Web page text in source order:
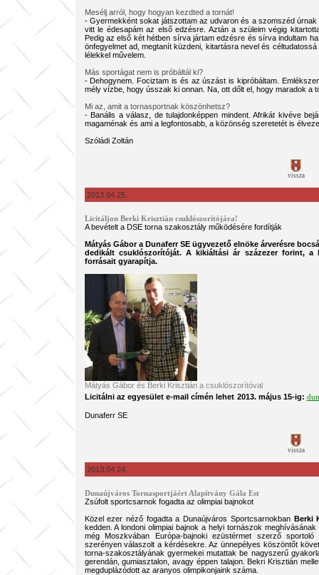
Mesélj arról, hogy hogyan kezdted a tornát!
- Gyermekként sokat játszottam az udvaron és a szomszéd
vitt le édesapám az első edzésre. Aztán a szüleim végig
Pedig az első két hétben sírva jártam edzésre és sírva indultam
önfegyelmet ad, megtanít küzdeni, kitartásra nevel és
lélekkel művelem.
Más sportágat nem is próbáltál ki?
- Dehogynem. Fociztam is és az úszást is kipróbáltam.
mély vízbe, hogy ússzak ki onnan. Na, ott dőlt el, hogy maradok a
Mi az, amit a tornasportnak köszönhetsz?
- Banális a válasz, de tulajdonképpen mindent. Afrikát kivéve
magaménak és ami a legfontosabb, a közönség szeretetét is
Szóládi Zoltán
vissza
2013.04.25.
Licitáljon Berki Krisztián csuklószorítójára!
A bevételt a DSE torna szakosztály működésére fordítják
Mátyás Gábor a Dunaferr SE ügyvezető elnöke árverésre
dedikált csuklószorítóját. A kikiáltási ár százezer forint, a
forrásait gyarapítja.
Mátyás Gábor és Berki Krisztián a csuklószorítóval
Licitálni az egyesület e-mail címén lehet 2013. május 15-ig:
Dunaferr SE
vissza
2013.04.24.
Dunaújváros Tornasportjáért Alapítvány Gála Est
Zsúfolt sportcsarnok fogadta az olimpiai bajnokot
Közel ezer néző fogadta a Dunaújváros Sportcsarnokban Berki
kedden. A londoni olimpiai bajnok a helyi tornászok
még Moszkvában Európa-bajnoki ezüstérmet szerző
szerényen válaszolt a kérdésekre. Az ünnepélyes köszöntőt
torna-szakosztályának gyermekei mutattak be nagyszerű
gerendán, gumiasztalon, avagy éppen talajon. Bekri Krisztián
megduplázódott az aranyos olimpikonjaink száma.